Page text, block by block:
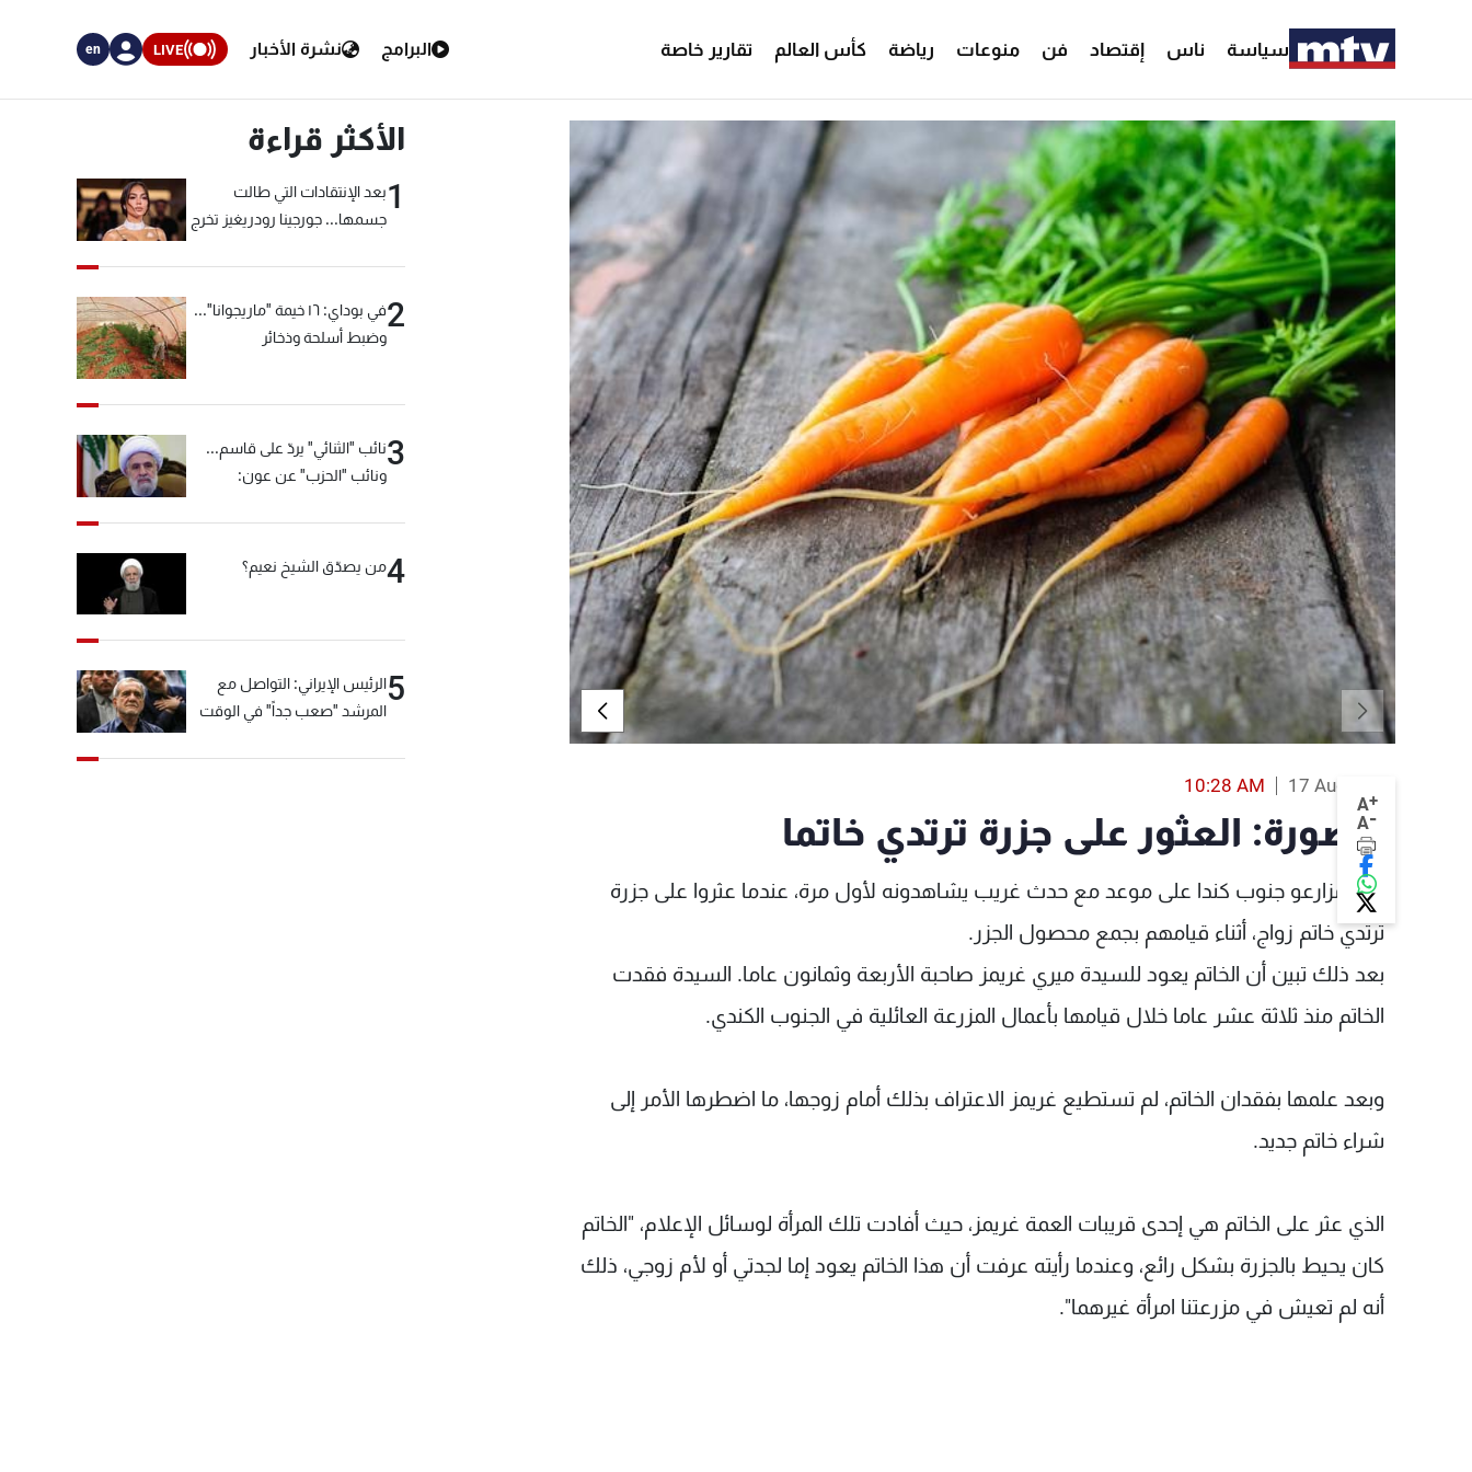
سياسة ناس إقتصاد فن منوعات رياضة كأس العالم تقارير خاصة البرامج نشرة الأخبار LIVE
en
A+
A-
17 Aug 2017
10:28 AM
بالصورة: العثور على جزرة ترتدي خاتما
كان مزارعو جنوب كندا على موعد مع حدث غريب يشاهدونه لأول مرة، عندما عثروا على جزرة
ترتدي خاتم زواج، أثناء قيامهم بجمع محصول الجزر.
بعد ذلك تبين أن الخاتم يعود للسيدة ميري غريمز صاحبة الأربعة وثمانون عاما. السيدة فقدت
الخاتم منذ ثلاثة عشر عاما خلال قيامها بأعمال المزرعة العائلية في الجنوب الكندي.
وبعد علمها بفقدان الخاتم، لم تستطيع غريمز الاعتراف بذلك أمام زوجها، ما اضطرها الأمر إلى
شراء خاتم جديد.
الذي عثر على الخاتم هي إحدى قريبات العمة غريمز، حيث أفادت تلك المرأة لوسائل الإعلام، "الخاتم
كان يحيط بالجزرة بشكل رائع، وعندما رأيته عرفت أن هذا الخاتم يعود إما لجدتي أو لأم زوجي، ذلك
أنه لم تعيش في مزرعتنا امرأة غيرهما".
الأكثر قراءة
1بعد الإنتقادات التي طالت
جسمها... جورجينا رودريغيز تخرج
2
في بوداي: ١٦ خيمة "ماريجوانا"...
وضبط أسلحة وذخائر
3نائب "الثنائي" يردّ على قاسم...
ونائب "الحزب" عن عون:
4من يصدّق الشيخ نعيم؟
5الرئيس الإيراني: التواصل مع
المرشد "صعب جداً" في الوقت